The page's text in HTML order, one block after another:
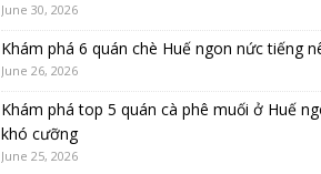
June 30, 2026
Khám phá 6 quán chè Huế ngon nức tiếng
June 26, 2026
Khám phá top 5 quán cà phê muối ở Huế
khó cưỡng
June 25, 2026